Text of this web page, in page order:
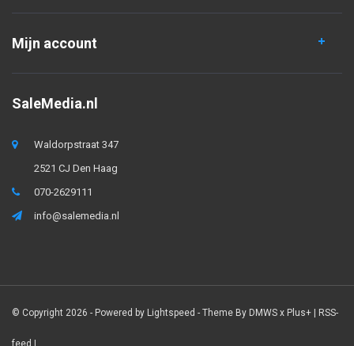
Mijn account
SaleMedia.nl
Waldorpstraat 347
2521 CJ Den Haag
070-2629111
info@salemedia.nl
© Copyright 2026 - Powered by Lightspeed - Theme By DMWS x Plus+ | RSS-
feed |